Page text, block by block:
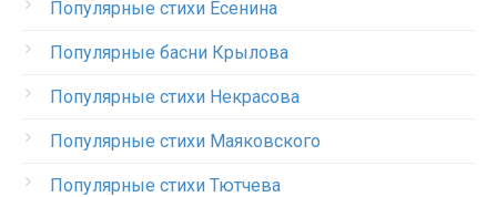
Популярные стихи Есенина
Популярные басни Крылова
Популярные стихи Некрасова
Популярные стихи Маяковского
Популярные стихи Тютчева